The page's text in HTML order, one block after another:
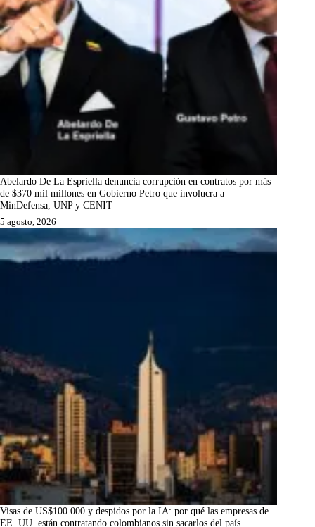
Abelardo De La Espriella denuncia corrupción en contratos por más
de $370 mil millones en Gobierno Petro que involucra a
MinDefensa, UNP y CENIT
5 agosto, 2026
Visas de US$100.000 y despidos por la IA: por qué las empresas de
EE. UU. están contratando colombianos sin sacarlos del país